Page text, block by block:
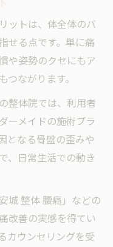
ットは、体全体のバ
せる点です。単に痛
や姿勢のクセにもア
ながります。
整体院では、利用者
ーメイドの施術プラ
となる骨盤の歪みや
、日常生活での動き
城 整体 腰痛」などの
改善の実感を得てい
カウンセリングを受